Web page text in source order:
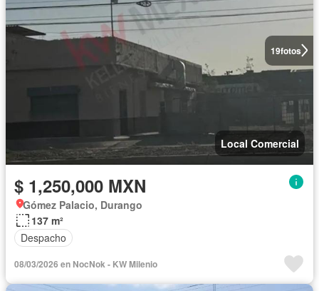
19fotos
Local Comercial
$ 1,250,000 MXN
Gómez Palacio, Durango
137 m²
Despacho
08/03/2026 en NocNok - KW Milenio